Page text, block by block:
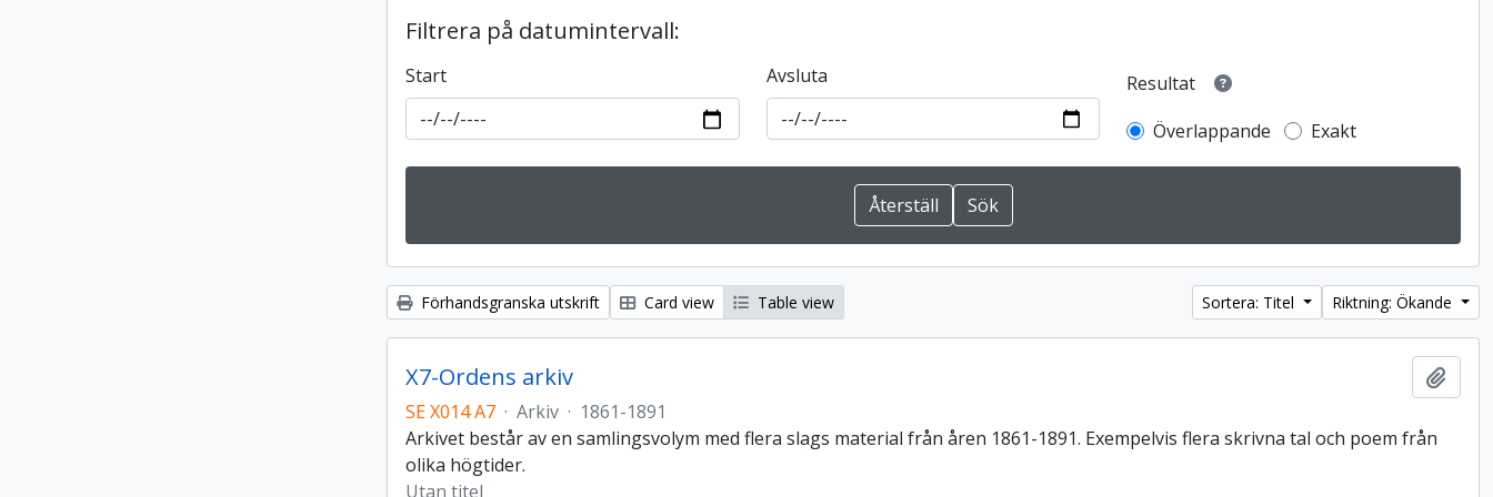
Filtrera på datumintervall:
Start Avsluta
Resultat
Överlappande
Exakt
Förhandsgranska utskrift Card view Table view Sortera: Titel Riktning: Ökande
X7-Ordens arkiv
SE X014 A7 · Arkiv · 1861-1891
Arkivet består av en samlingsvolym med flera slags material från åren 1861-1891. Exempelvis flera skrivna tal och poem från
olika högtider.
Utan titel